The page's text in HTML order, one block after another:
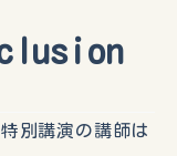
別講演の講師は